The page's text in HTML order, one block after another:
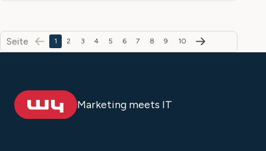
Seite 1 2 3 4 5 6 7 8 9 10
Marketing meets IT